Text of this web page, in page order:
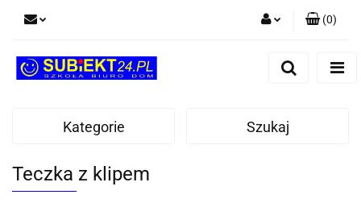
(0)
Kategorie Szukaj
Teczka z klipem